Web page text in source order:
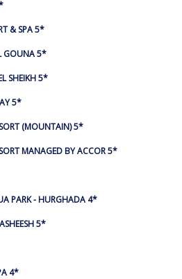
& SPA 5*
GOUNA 5*
SHEIKH 5*
5*
(MOUNTAIN) 5*
MANAGED BY ACCOR 5*
PARK - HURGHADA 4*
5*
4*